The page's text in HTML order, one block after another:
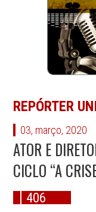
REPÓRTER
03, março, 2020
ATOR E
CICLO “A
406